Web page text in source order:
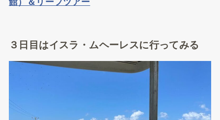
３日目はイスラ・ムヘーレスに行ってみる